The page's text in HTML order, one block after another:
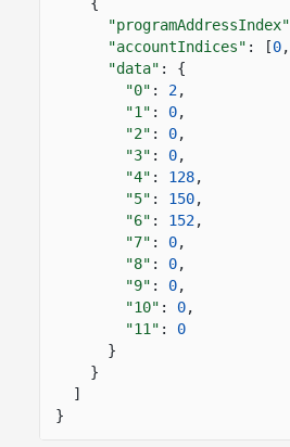
"programAddressIndex"
"accountIndices" : [0,
"data" : {
"0" : 2,
"1" : 0,
"2" : 0,
"3" : 0,
"4" : 128,
"5" : 150,
"6" : 152,
"7" : 0,
"8" : 0,
"9" : 0,
"10" : 0,
"11" :
0
}
}
]
}